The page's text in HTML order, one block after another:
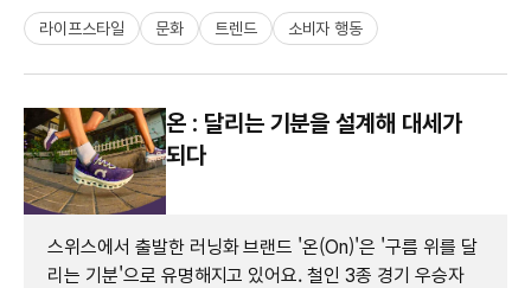
라이프스타일 문화 트렌드 소비자 행동
온 : 달리는 기분을 설계해 대세가
되다
스위스에서 출발한 러닝화 브랜드 '온(On)'은 '구름 위를 달
리는 기분'으로 유명해지고 있어요. 철인 3종 경기 우승자